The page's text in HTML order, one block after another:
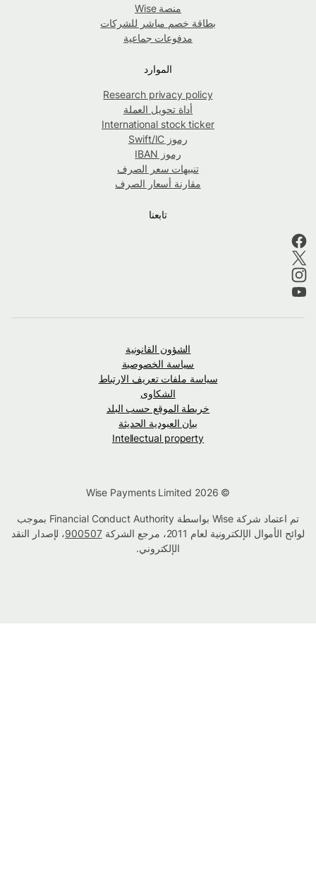
منصة Wise
بطاقة خصم مباشر للشركات
مدفوعات جماعية
الموارد
Research privacy policy
أداة تحويل العملة
International stock ticker
رموز Swift/IC
رموز IBAN
تنبيهات سعر الصرف
مقارنة أسعار الصرف
تابعنا
الشؤون القانونية
سياسة الخصوصية
سياسة ملفات تعريف الارتباط
الشكاوى
خريطة الموقع حسب البلد
بيان العبودية الحديثة
Intellectual property
تم اعتماد شركة Wise بواسطة Financial Conduct Authority بموجب
لوائح الأموال الإلكترونية لعام 2011، مرجع الشركة
900507، لإصدار النقد
الإلكتروني.